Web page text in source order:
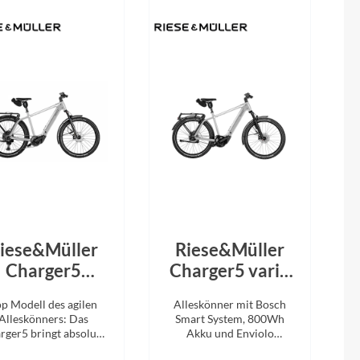
Pegasus
Powerbar
ROTWILD Bikes
Scott
Charger5
Kit
Modell des agilen
Das
bringt absolute
Riese&Müller
Charger5 vario
Offroad-Kit
Magnesium
Alleskönner mit Bosch
Smart System, 800Wh
Akku und Enviolo